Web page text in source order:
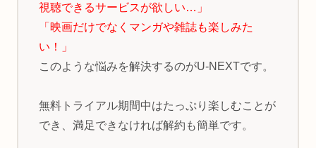
視聴できるサービスが欲しい…」
「映画だけでなくマンガや雑誌も楽しみた
い！」
このような悩みを解決するのがU-NEXTです。
無料トライアル期間中はたっぷり楽しむことが
でき、満足できなければ解約も簡単です。